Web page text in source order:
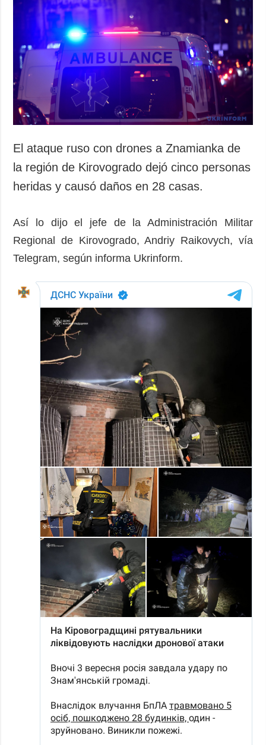
El ataque ruso con drones a Znamianka de
la región de Kirovogrado dejó cinco personas
heridas y causó daños en 28 casas.
Así lo dijo el jefe de la Administración Militar
Regional de Kirovogrado, Andriy Raikovych, vía
Telegram, según informa Ukrinform.